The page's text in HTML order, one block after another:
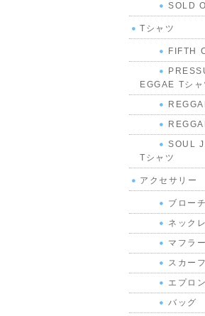
SOLD
Tシャツ
FIFTH
EGGAE Tシャ
SOUL
Tシャツ
アクセサリー
ブローチ
ネック
マフラー
スカーフ
エプロン
バッグ